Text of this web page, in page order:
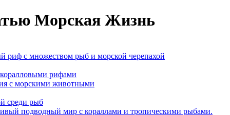
Морская Жизнь